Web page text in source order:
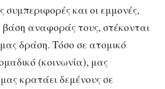
και οι εμμονές,
αναφοράς τους, στέκονται
δράση. Τόσο σε ατομικό
(κοινωνία), μας
κρατάει δεμένους σε